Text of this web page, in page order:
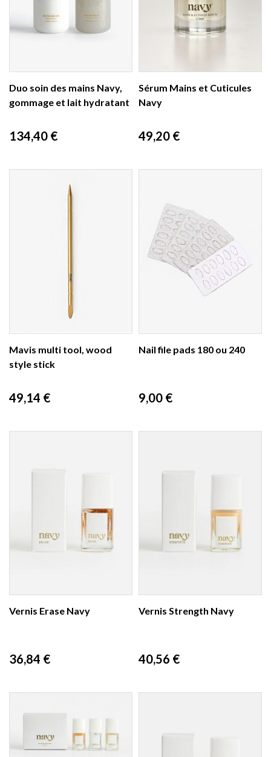
Duo soin des mains Navy,
gommage et lait hydratant
Prix
134,40 €
Sérum Mains et Cuticules
Navy
Prix
49,20 €
Mavis multi tool, wood
style stick
Prix
49,14 €
Nail file pads 180 ou 240
Prix
9,00 €
Vernis Erase Navy
Prix
36,84 €
Vernis Strength Navy
Prix
40,56 €